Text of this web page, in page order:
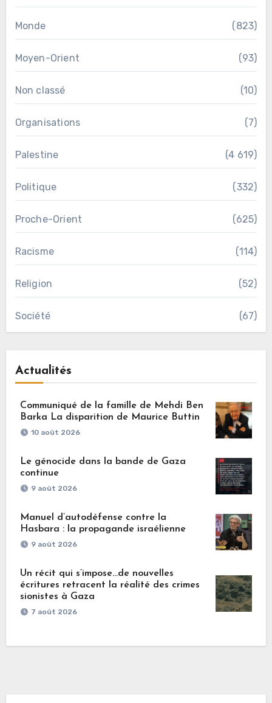
Monde (823)
Moyen-Orient (93)
Non classé (10)
Organisations (7)
Palestine (4 619)
Politique (332)
Proche-Orient (625)
Racisme (114)
Religion (52)
Société (67)
Actualités
Communiqué de la famille de Mehdi Ben
Barka La disparition de Maurice Buttin
10 août 2026
Le génocide dans la bande de Gaza
continue
9 août 2026
Manuel d’autodéfense contre la
Hasbara : la propagande israélienne
9 août 2026
Un récit qui s’impose…de nouvelles
écritures retracent la réalité des crimes
sionistes à Gaza
7 août 2026